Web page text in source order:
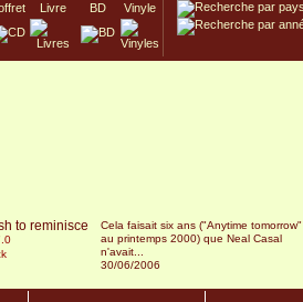
Livre BD Vinyle
to reminisce
Cela faisait six ans ("Anytime tomorrow"
au printemps 2000) que Neal Casal
n'avait...
30/06/2006